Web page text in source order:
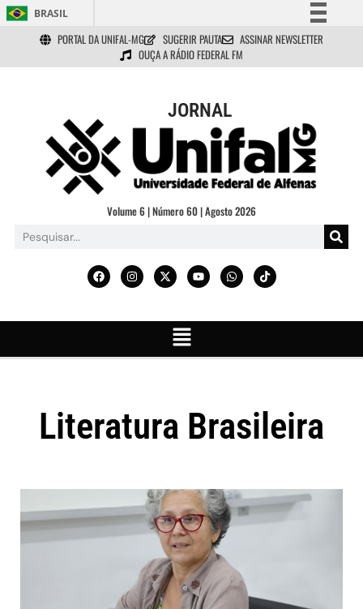
BRASIL
Simplifique!
Comunica BR
Acesso à informação
Legislação
Canais
PORTAL DA UNIFAL-MG SUGERIR PAUTA
ASSINAR NEWSLETTER
OUÇA A RÁDIO FEDERAL FM
JORNAL
Volume 6 | Número 60 | Agosto 2026
Literatura Brasileira